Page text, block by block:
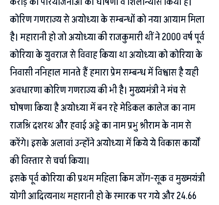
कोरिण गणराज्य से अयोध्या के सम्बन्धों को नया आयाम मिला
है। महारानी हो जो अयोध्या की राजकुमारी थीं ने 2000 वर्ष पूर्व
कोरिया के युवराज से विवाह किया था अयोध्या को कोरिया के
निवासी ननिहाल मानते हैं हमारा प्रेम सम्बन्ध में विश्वास है यही
अवधारणा कोरिण गणराज्य की भी है। मुख्यमंत्री ने मंच से
घोषणा किया है अयोध्या में बन रहे मेडिकल कालेज का नाम
राजश्रि दशरथ और हवाई अड्डे का नाम प्रभु श्रीराम के नाम से
करेंगे। इसके अलावां उन्होंने अयोध्या में किये ये विकास कार्यों
की विस्तार से चर्चा किया।
इसके पूर्व कोरिया की प्रथम महिला किम जोंग-सूक व मुख्मयंत्री
योगी आदित्यनाथ महारानी हो के स्मारक पर गये और 24.66